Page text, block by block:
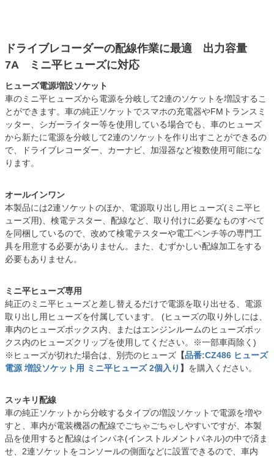
ドライブレコーダーの配線作業に最適 出力容量
7A ミニ平ヒューズに対応
ヒューズ電源増設ソケット
車のミニ平ヒューズから電源を分岐して2連のソケットを増設するこ
とができます。車の純正ソケットでスマホの充電器やFMトランスミ
ッター、シガーライター等を使用している場合でも、車のヒューズ
から新たに電源を分岐して2連のソケットを作り出すことができるの
で、ドライブレコーダー、カーナビ、加湿器など複数使用可能にな
ります。
オールインワン
本製品には2連ソケットのほか、電源取り出し用ヒューズ(ミニ平ヒ
ューズ用)、検電テスター、配線など、取り付けに必要なものすべて
を同梱しているので、改めて検電テスターや電工ペンチ等の専門工
具を用意する必要がありません。また、むずかしい配線加工をする
必要もありません。
ミニ平ヒューズ専用
純正のミニ平ヒューズと差し替えるだけで電源を取り出せる、電源
取り出し用ヒューズを付属しています。 (ヒューズの取り外しには、
車内のヒューズボックス内、またはエンジンルームのヒューズボッ
クス内のヒューズクリップを使用してください。※一部車両除く)
※ヒューズが切れた場合は、別売のヒューズ 【品番:CZ486 ヒューズ
電源 増設ソケット用 ミニ平ヒューズ 2個入り 】 を購入ください。
スッキリ配線
車の純正ソケットから分岐するタイプの増設ソケットで電源を増や
すと、車内が電装機器の配線でごちゃごちゃしやすいですが、本製
品を使用すると配線はインパネ(インストルメントパネル)の中で済ま
せ、2連ソケットをコンソールの側面などに設置できるので、車内